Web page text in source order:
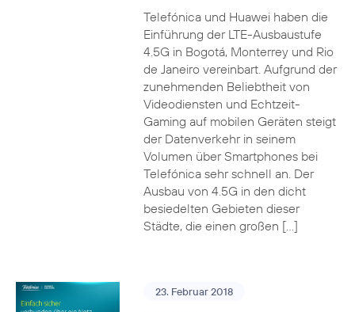
Telefónica und Huawei haben die
Einführung der LTE-Ausbaustufe
4.5G in Bogotá, Monterrey und Rio
de Janeiro vereinbart. Aufgrund der
zunehmenden Beliebtheit von
Videodiensten und Echtzeit-
Gaming auf mobilen Geräten steigt
der Datenverkehr in seinem
Volumen über Smartphones bei
Telefónica sehr schnell an. Der
Ausbau von 4.5G in den dicht
besiedelten Gebieten dieser
Städte, die einen großen […]
23. Februar 2018